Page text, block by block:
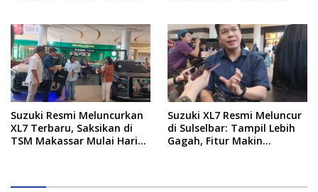
Suzuki Resmi Meluncurkan
XL7 Terbaru, Saksikan di
TSM Makassar Mulai Hari
Suzuki XL7 Resmi Meluncur
di Sulselbar: Tampil Lebih
Gagah, Fitur Makin